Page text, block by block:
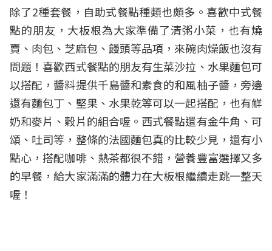
除了2種套餐，自助式餐點種類也頗多。喜歡中式餐
點的朋友，大板根為大家準備了清粥小菜，也有燒
賣、肉包、芝麻包、饅頭等品項，來碗肉燥飯也沒有
問題！喜歡西式餐點的朋友有生菜沙拉、水果麵包可
以搭配，醬料提供千島醬和素食的和風柚子醬，旁邊
還有麵包丁、堅果、水果乾等可以一起搭配，也有鮮
奶和麥片、穀片的組合喔。西式餐點還有金牛角、可
頌、吐司等，整條的法國麵包真的比較少見，還有小
點心，搭配咖啡、熱茶都很不錯，營養豐富選擇又多
的早餐，給大家滿滿的體力在大板根繼續走跳一整天
喔！